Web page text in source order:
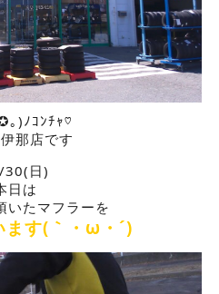
)ﾉｺﾝﾁｬ♡
那店です
30(日)
日は
いたマフラーを
す(｀・ω・´)ゞ